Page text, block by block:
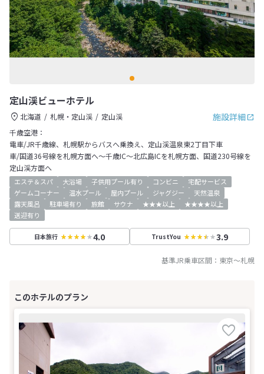
定山渓ビューホテル
施設詳細
北海道 札幌・定山渓
定山渓
千歳空港：
電車/JR千歳線、札幌駅からバスへ乗換え、定山渓温泉東2丁目下車
車/国道36号線を札幌方面へ～千歳IC～北広島ICを札幌方面、国道230号線を
定山渓方面へ
エステ＆スパ 大浴場 子供用プール有り コンビニ
宅配サービス
ゲームコーナー
温水プール 屋内プール ジャグジー
天然温泉
露天風呂
駐車場有り 旅館 サウナ ★★★以上
★★★★以上
送迎有り
日本旅行 4.0 TrustYou 3.9
基準JR乗車区間： 東京～札幌